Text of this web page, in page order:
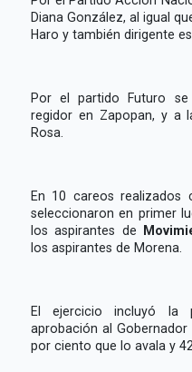
Diana González, al igual
Haro y también dirigente
Por el partido Futuro
regidor en Zapopan, y a
Rosa.
En 10 careos realizados
seleccionaron en primer
los aspirantes de
los aspirantes de Morena.
El ejercicio incluyó la
aprobación al
por ciento que lo avala y